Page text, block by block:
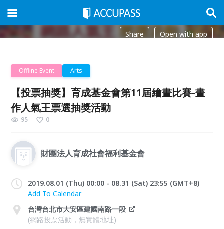
Share Open with app
Offline Event Arts
【投票抽獎】育成基金會第11屆繪畫比賽-畫
作人氣王票選抽獎活動
95 0
財團法人育成社會福利基金會
2019.08.01 (Thu) 00:00 - 08.31 (Sat) 23:55 (GMT+8)
Add To Calendar
台灣台北市大安區建國南路一段
(網路投票活動，無實體地址)